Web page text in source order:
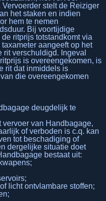
stelt de Reiziger
het staken en indien
hem te nemen
Bij voortijdige
ritprijs totstandkomt via
aangeeft op het
verschuldigd. Ingeval
is overeengekomen, is
rit dat inmiddels is
die overeengekomen
deugdelijk te
vervoer van Handbagage,
of verboden is c.q. kan
tot beschadiging of
dergelijke situatie doet
bestaat uit:
licht ontvlambare stoffen;